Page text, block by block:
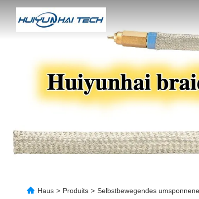
Haus > Produits > Selbstbewegendes